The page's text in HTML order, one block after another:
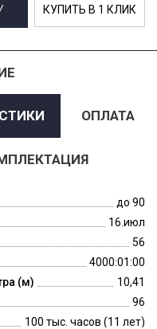
КУПИТЬ В 1 КЛИК
ОПЛАТА
до 90
16.июл
56
4000:01:00
(м)
10,41
96
100 тыс. часов (11 лет)